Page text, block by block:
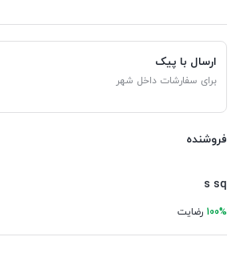
ارسال با پیک
برای سفارشات داخل شهر
فروشنده
s sq
100% رضایت